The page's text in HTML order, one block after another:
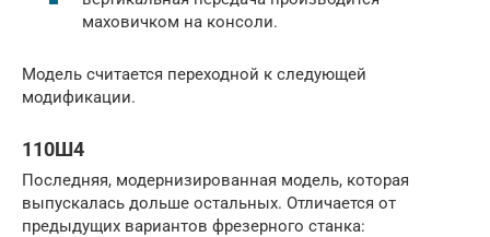
маховичком на консоли.
Модель считается переходной к следующей
модификации.
110Ш4
Последняя, модернизированная модель, которая
выпускалась дольше остальных. Отличается от
предыдущих вариантов фрезерного станка: